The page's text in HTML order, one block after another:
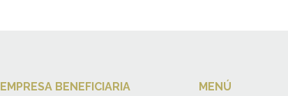
EMPRESA BENEFICIARIA MENÚ